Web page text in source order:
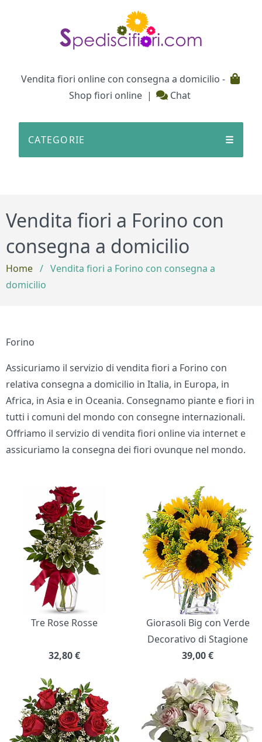
Vendita fiori online con consegna a domicilio -
Shop fiori online | Chat
CATEGORIE ☰
Vendita fiori a Forino con
consegna a domicilio
Home / Vendita fiori a Forino con consegna a
domicilio
Forino
Assicuriamo il servizio di vendita fiori a Forino con
relativa consegna a domicilio in Italia, in Europa, in
Africa, in Asia e in Oceania. Consegnamo piante e fiori in
tutti i comuni del mondo con consegne internazionali.
Offriamo il servizio di vendita fiori online via internet e
assicuriamo la consegna dei fiori ovunque nel mondo.
Bouquet di fiori
Tre Rose Rosse
32,80€
Giorasoli Big con Verde
Decorativo di Stagione
39,00€